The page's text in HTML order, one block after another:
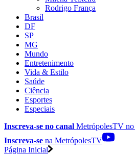
Rodrigo França
Brasil
DF
SP
MG
Mundo
Entretenimento
Vida & Estilo
Saúde
Ciência
Esportes
Especiais
Inscreva-se no canal MetrópolesTV no
Inscreva-se na MetrópolesTV
Página Inicial